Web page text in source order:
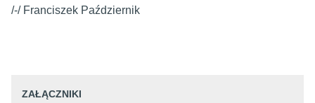
/-/ Franciszek Październik
ZAŁĄCZNIKI